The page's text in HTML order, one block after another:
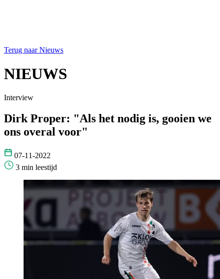
Terug naar Nieuws
NIEUWS
Interview
Dirk Proper: "Als het nodig is, gooien we
ons overal voor"
07-11-2022
3 min leestijd